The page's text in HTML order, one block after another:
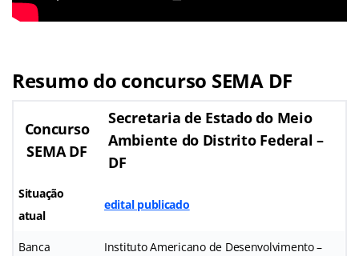
Resumo do concurso SEMA DF
Concurso
SEMA DF
Secretaria de Estado do Meio
Ambiente do Distrito Federal –
DF
Situação
atual
edital publicado
Banca
Instituto Americano de Desenvolvimento –